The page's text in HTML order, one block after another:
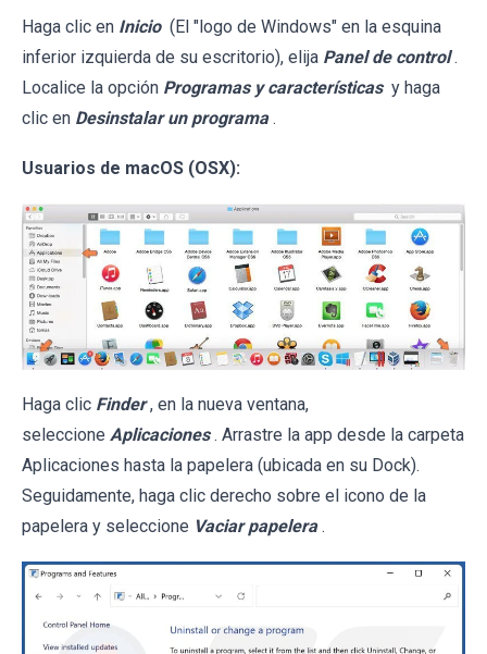
Haga clic en Inicio (El "logo de Windows" en la esquina
inferior izquierda de su escritorio), elija Panel de control .
Localice la opción Programas y características y haga
clic en Desinstalar un programa .
Usuarios de macOS (OSX):
Haga clic Finder , en la nueva ventana,
seleccione Aplicaciones . Arrastre la app desde la carpeta
Aplicaciones hasta la papelera (ubicada en su Dock).
Seguidamente, haga clic derecho sobre el icono de la
papelera y seleccione Vaciar papelera .